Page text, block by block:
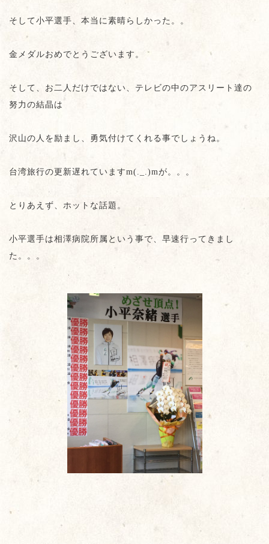
そして小平選手、本当に素晴らしかった。。
金メダルおめでとうございます。
そして、お二人だけではない、テレビの中のアスリート達の
努力の結晶は
沢山の人を励まし、勇気付けてくれる事でしょうね。
台湾旅行の更新遅れていますm(._.)mが。。。
とりあえず、ホットな話題。
小平選手は相澤病院所属という事で、早速行ってきまし
た。。。